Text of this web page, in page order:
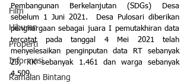
Film
Hiburan
Properti
Informasi
Ramalan Bintang
Pembangunan Berkelanjutan (SDGs) Desa
sebelum 1 Juni 2021.  Desa Pulosari diberikan
penghargaan sebagai juara I pemutakhiran data
tercatat pada tanggal 4 Mei 2021 telah
menyelesaikan penginputan data RT sebanyak
23, KK sebanyak 1.461 dan warga sebanyak
4.509.